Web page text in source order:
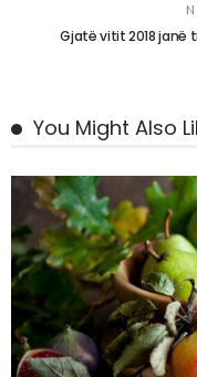
Gjatë vitit 2018 janë
You Might Also